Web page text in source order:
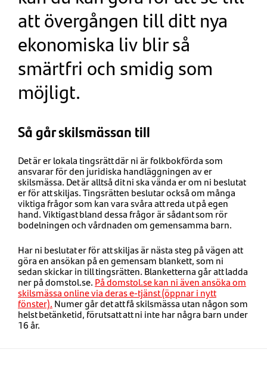
att övergången till ditt nya
ekonomiska liv blir så
smärtfri och smidig som
möjligt.
Så går skilsmässan till
Det är er lokala tingsrätt där ni är folkbokförda som
ansvarar för den juridiska handläggningen av er
skilsmässa. Det är alltså dit ni ska vända er om ni beslutat
er för att skiljas. Tingsrätten beslutar också om många
viktiga frågor som kan vara svåra att reda ut på egen
hand. Viktigast bland dessa frågor är sådant som rör
bodelningen och vårdnaden om gemensamma barn.
Har ni beslutat er för att skiljas är nästa steg på vägen att
göra en ansökan på en gemensam blankett, som ni
sedan skickar in till tingsrätten. Blanketterna går att ladda
ner på domstol.se. På domstol.se kan ni även ansöka om
skilsmässa online via deras e-tjänst (öppnar i nytt
fönster). Numer går det att få skilsmässa utan någon som
helst betänketid, förutsatt att ni inte har några barn under
16 år.